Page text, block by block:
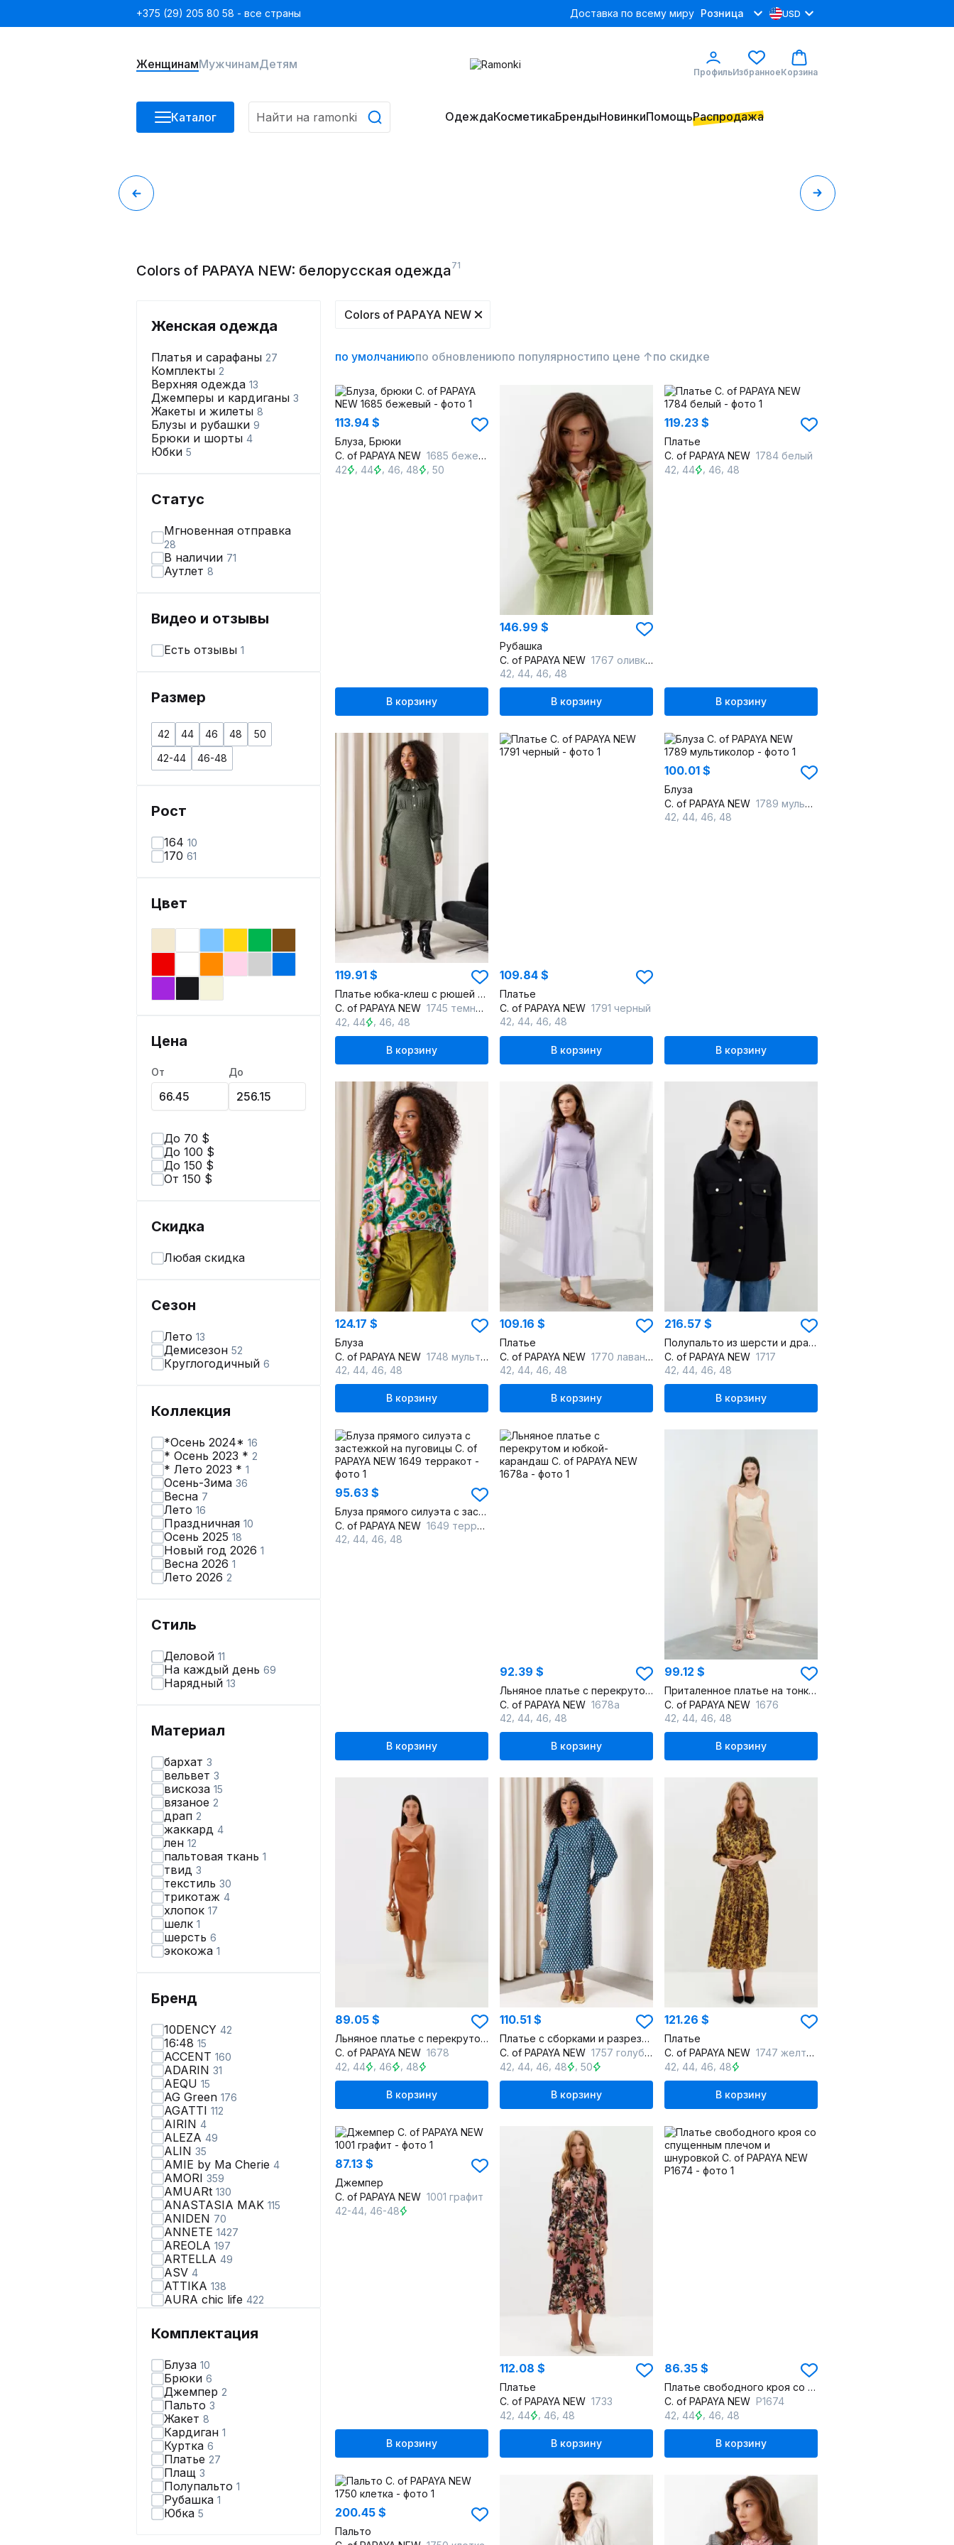
+375 (29) 205 80 58 - все страны Доставка по всему миру Розница USD
ЖенщинамМужчинамДетям
ПрофильИзбранноеКорзина
Каталог ОдеждаКосметикаБрендыНовинкиПомощьРаспродажа
Colors of PAPAYA NEW: белорусская одежда71
Женская одежда
Платья и сарафаны 27
Комплекты 2
Верхняя одежда 13
Джемперы и кардиганы 3
Жакеты и жилеты 8
Блузы и рубашки 9
Брюки и шорты 4
Юбки 5
Статус
Мгновенная отправка
28
В наличии 71
Аутлет 8
Видео и отзывы
Есть отзывы 1
Размер
42 44 46 48
50
42-44
46-48
Рост
164 10
170 61
Цвет
Цена
От До
До 70 $
До 100 $
До 150 $
От 150 $
Скидка
Любая скидка
Сезон
Лето 13
Демисезон 52
Круглогодичный 6
Коллекция
*Осень 2024* 16
* Осень 2023 * 2
* Лето 2023 * 1
Осень-Зима 36
Весна 7
Лето 16
Праздничная 10
Осень 2025 18
Новый год 2026 1
Весна 2026 1
Лето 2026 2
Стиль
Деловой 11
На каждый день 69
Нарядный 13
Материал
бархат 3
вельвет 3
вискоза 15
вязаное 2
драп 2
жаккард 4
лен 12
пальтовая ткань 1
твид 3
текстиль 30
трикотаж 4
хлопок 17
шелк 1
шерсть 6
экокожа 1
Бренд
10DENCY 42
16:48 15
ACCENT 160
ADARIN 31
AEQU 15
AG Green 176
AGATTI 112
AIRIN 4
ALEZA 49
ALIN 35
AMIE by Ma Сherie 4
AMORI 359
AMUARt 130
ANASTASIA MAK 115
ANIDEN 70
ANNETE 1427
AREOLA 197
ARTELLA 49
ASV 4
ATTIKA 138
AURA chic life 422
AVEEVA66
AXXA 67
Abbi110
Achosa38
Aira Style
Alani Collection
Alena Goretskaya
Algranda
Allma2
Allure3
Almirastyle178
AltaModa71
Ambera Style
Комплектация
Блуза 10
Брюки 6
Джемпер 2
Пальто 3
Жакет 8
Кардиган 1
Куртка 6
Платье 27
Плащ 3
Полупальто 1
Рубашка 1
Юбка 5
Colors of PAPAYA NEW
по умолчаниюпо обновлениюпо популярностипо цене ↑по скидке
113.94 $
Блуза, Брюки
C. of PAPAYA NEW 1685 бежевый
42
44 46 48 50
В корзину
146.99 $
Рубашка
C. of PAPAYA NEW 1767 оливковый
42 44 46 48
В корзину
119.23 $
Платье
C. of PAPAYA NEW 1784 белый
42 44 46 48
В корзину
119.91 $
Платье юбка-клеш с рюшей и застежкой на потайную тесьму
C. of PAPAYA NEW 1745 темно-зеленый
42 44 46 48
В корзину
109.84 $
Платье
C. of PAPAYA NEW 1791 черный
42 44 46 48
В корзину
100.01 $
Блуза
C. of PAPAYA NEW 1789 мультиколор
42 44 46 48
В корзину
124.17 $
Блуза
C. of PAPAYA NEW 1748 мультиколор
42 44 46 48
В корзину
109.16 $
Платье
C. of PAPAYA NEW 1770 лавандовый
42 44 46 48
В корзину
216.57 $
Полупальто из шерсти и драпа со съемной стеганой подстежкой
C. of PAPAYA NEW 1717
42 44 46 48
В корзину
95.63 $
Блуза прямого силуэта с застежкой на пуговицы
C. of PAPAYA NEW 1649 терракот
42 44 46 48
В корзину
92.39 $
Льняное платье с перекрутом и юбкой-карандаш
C. of PAPAYA NEW 1678а
42 44 46 48
В корзину
99.12 $
Приталенное платье на тонких бретелях с бантом из льна
C. of PAPAYA NEW 1676
42 44 46 48
В корзину
89.05 $
Льняное платье с перекрутом и шлицей на задней части
C. of PAPAYA NEW 1678
42 44 46 48
В корзину
110.51 $
Платье с сборками и разрезом из вискозы
C. of PAPAYA NEW 1757 голубой
42 44 46 48 ,50
В корзину
121.26 $
Платье
C. of PAPAYA NEW 1747 желтый
42 44 46 48
В корзину
87.13 $
Джемпер
C. of PAPAYA NEW 1001 графит
42-44 46-48
В корзину
112.08 $
Платье
C. of PAPAYA NEW 1733
42 44 46 48
В корзину
86.35 $
Платье свободного кроя со спущенным плечом и шнуровкой
C. of PAPAYA NEW Р1674
42 44 46 48
В корзину
200.45 $
Пальто